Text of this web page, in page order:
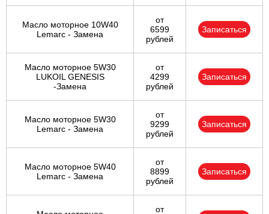
Масло моторное 10W40
Lemarc - Замена
от
6599
рублей
Записаться
Масло моторное 5W30
LUKOIL GENESIS
-Замена
от
4299
рублей
Записаться
Масло моторное 5W30
Lemarc - Замена
от
9299
рублей
Записаться
Масло моторное 5W40
Lemarc - Замена
от
8899
рублей
Записаться
от